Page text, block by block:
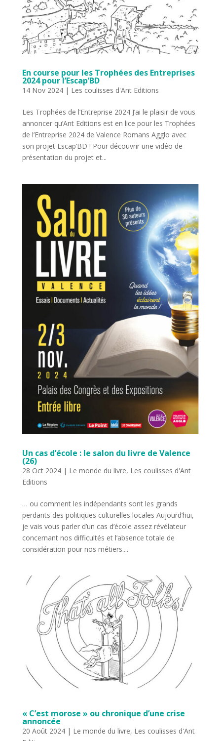
En course pour les Trophées des Entreprises
2024 pour l’Escap’BD
14 Nov 2024| Les coulisses d'Ant Editions
Les Trophées de l’Entreprise 2024 J’ai le plaisir de vous
annoncer qu’Ant Editions est en lice pour les Trophées
de l’Entreprise 2024 de Valence Romans Agglo avec
son projet Escap’BD ! Pour découvrir une vidéo de
présentation du projet et...
Un cas d’école : le salon du livre de Valence
(26)
28 Oct 2024| Le monde du livre, Les coulisses d'Ant
Editions
… ou comment les indépendants sont les grands
perdants des politiques culturelles locales Aujourd’hui,
je vais vous parler d’un cas d’école assez révélateur
concernant nos difficultés et l’absence totale de
considération pour nos métiers....
« C’est morose » ou chronique d’une crise
annoncée
20 Août 2024| Le monde du livre, Les coulisses d'Ant